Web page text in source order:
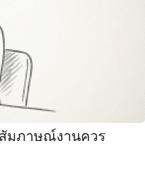
มภาษณ์งานควร